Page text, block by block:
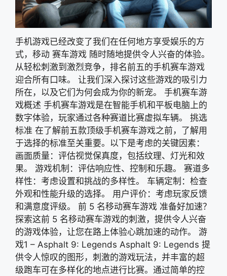
手机游戏已经改变了我们在任何地方享受娱乐的方
式，移动 赛车游戏 随时随地提供令人兴奋的体验。
从轻松刺激到激烈竞争，排名前五的手机赛车游戏
迎合所有口味。 让我们深入探讨这些游戏的吸引力
所在，以及它们为何会成为你的新宠。 手机赛车游
戏概述 手机赛车游戏是在智能手机和平板电脑上的
数字体验，玩家通过各种赛道比赛虚拟车辆。 挑选
标准 在了解前五款顶级手机赛车游戏之前，了解用
于选择的标准至关重要。以下是考虑的关键因素：
画面质量：评估视觉保真度，包括纹理、灯光和效
果。 游戏机制：评估响应性、控制和乐趣。 赛道多
样性：考虑设置和挑战的多样性。 车辆定制：检查
外观和性能升级的选择。 用户评价：考虑玩家反馈
和满意度评级。 前 5 名移动赛车游戏 准备好加速？
探索这前 5 名移动赛车游戏的刺激，提供令人兴奋
的游戏体验，让您在路上体验心跳加速的动作。 游
戏1 – Asphalt 9: Legends Asphalt 9: Legends 提
供令人惊叹的图形，刺激的游戏玩法，并丰富的超
级跑车可在多样化的地点进行比赛。通过简单的控